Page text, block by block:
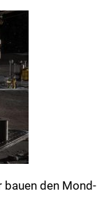
bauen den Mond-